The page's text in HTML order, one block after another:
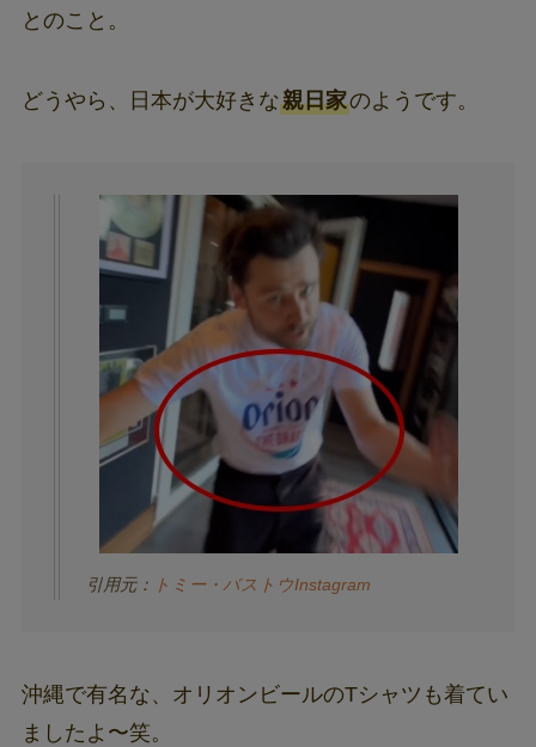
とのこと。
どうやら、日本が大好きな親日家のようです。
引用元： トミー・バストウInstagram
沖縄で有名な、オリオンビールのTシャツも着てい
ましたよ〜笑。